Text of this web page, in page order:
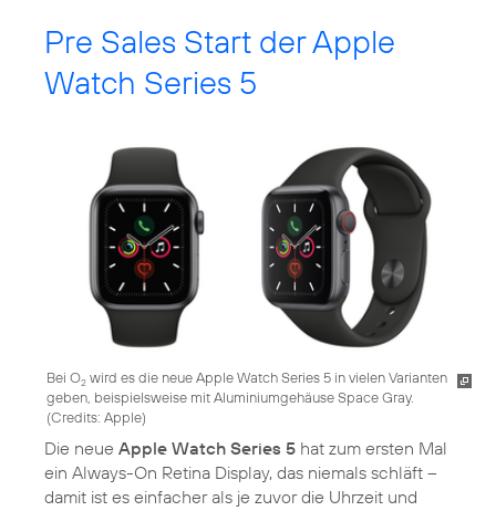
Pre Sales Start der Apple
Watch Series 5
Bei O2 wird es die neue Apple Watch Series 5 in vielen Varianten
geben, beispielsweise mit Aluminium­gehäuse Space Gray.
(Credits: Apple)
Die neue Apple Watch Series 5 hat zum ersten Mal
ein Always-On Retina Display, das niemals schläft –
damit ist es einfacher als je zuvor die Uhrzeit und